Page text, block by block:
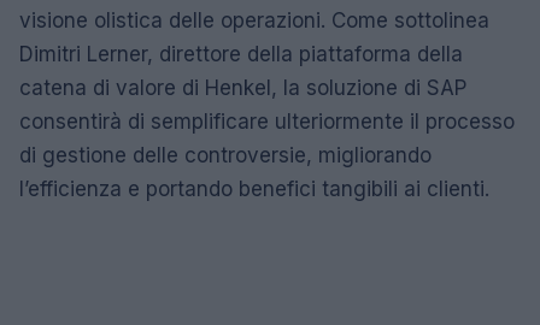
visione olistica delle operazioni. Come sottolinea
Dimitri Lerner, direttore della piattaforma della
catena di valore di Henkel, la soluzione di SAP
consentirà di semplificare ulteriormente il processo
di gestione delle controversie, migliorando
l’efficienza e portando benefici tangibili ai clienti.